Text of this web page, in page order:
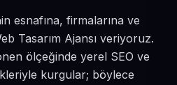
esnafına, firmalarına ve
Tasarım Ajansı veriyoruz.
ölçeğinde yerel SEO ve
kurgular; böylece